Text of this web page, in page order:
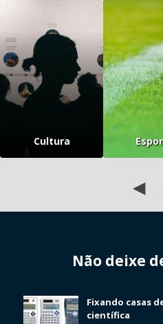
Cultura
◀
Não deixe
Fixando casas
científica